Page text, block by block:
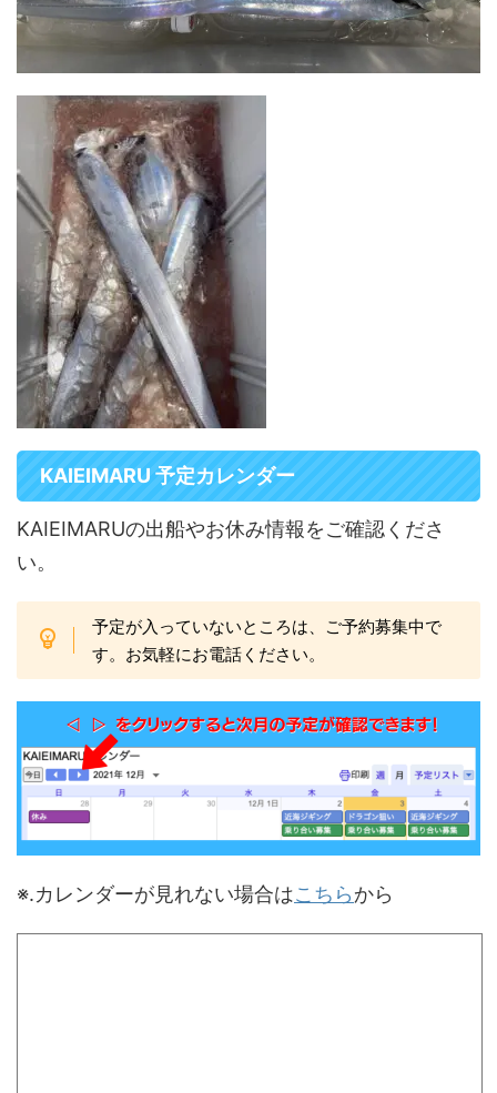
KAIEIMARU 予定カレンダー
KAIEIMARUの出船やお休み情報をご確認くださ
い。
予定が入っていないところは、ご予約募集中で
す。お気軽にお電話ください。
※.カレンダーが見れない場合はこちらから